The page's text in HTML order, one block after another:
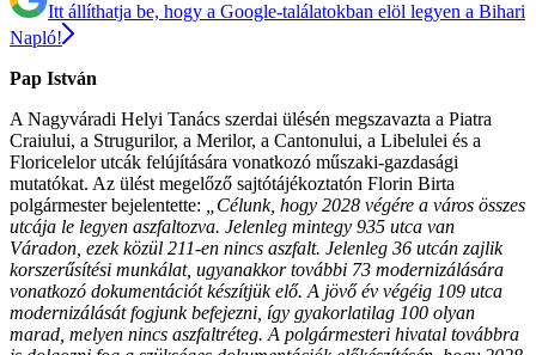
Itt állíthatja be, hogy a Google-találatokban elöl legyen a Bihari
Napló!
Pap István
A Nagyváradi Helyi Tanács szerdai ülésén megszavazta a Piatra
Craiului, a Strugurilor, a Merilor, a Cantonului, a Libelulei és a
Floricelelor utcák felújítására vonatkozó műszaki-gazdasági
mutatókat. Az ülést megelőző sajtótájékoztatón Florin Birta
polgármester bejelentette:
„Célunk, hogy 2028 végére a város összes
utcája le legyen aszfaltozva. Jelenleg mintegy 935 utca van
Váradon, ezek közül 211-en nincs aszfalt. Jelenleg 36 utcán zajlik
korszerűsítési munkálat, ugyanakkor további 73 modernizálására
vonatkozó dokumentációt készítjük elő. A jövő év végéig 109 utca
modernizálását fogjunk befejezni, így gyakorlatilag 100 olyan
marad, melyen nincs aszfaltréteg. A polgármesteri hivatal továbbra